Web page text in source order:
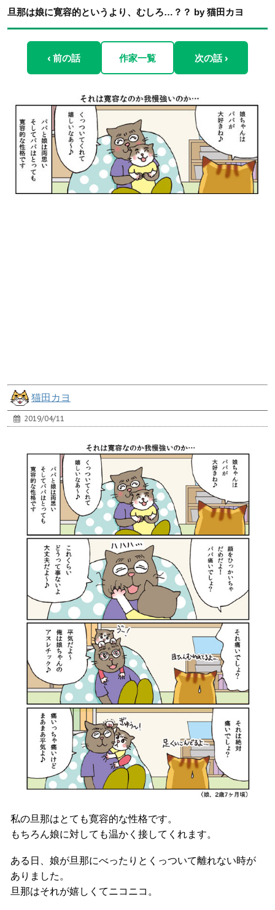
旦那は娘に寛容的というより、むしろ…？？ by 猫田カヨ
‹ 前の話 作家一覧 次の話 ›
猫田カヨ
2019/04/11
私の旦那はとても寛容的な性格です。
もちろん娘に対しても温かく接してくれます。
ある日、娘が旦那にべったりとくっついて離れない時が
ありました。
旦那はそれが嬉しくてニコニコ。